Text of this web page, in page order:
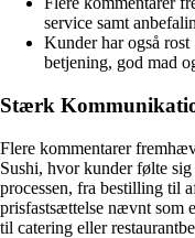
service samt
Kunder har også
betjening, god mad
Stærk
Flere kommentarer
Sushi, hvor kunder følte
processen, fra bestilling til
prisfastsættelse nævnt som
til catering eller